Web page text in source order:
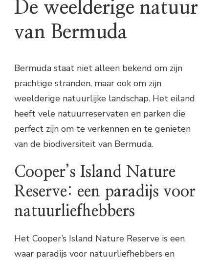
De weelderige natuur
van Bermuda
Bermuda staat niet alleen bekend om zijn
prachtige stranden, maar ook om zijn
weelderige natuurlijke landschap. Het eiland
heeft vele natuurreservaten en parken die
perfect zijn om te verkennen en te genieten
van de biodiversiteit van Bermuda.
Cooper’s Island Nature
Reserve: een paradijs voor
natuurliefhebbers
Het Cooper’s Island Nature Reserve is een
waar paradijs voor natuurliefhebbers en